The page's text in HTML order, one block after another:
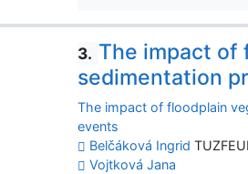
3. The impact of
sedimentation
The impact of floodplain
events
Belčáková Ingrid
Vojtková Jana